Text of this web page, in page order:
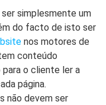
simplesmente um
do facto de isto ser
nos motores de
conteúdo
o cliente ler a
página.
não devem ser